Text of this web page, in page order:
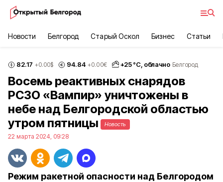
Новости Белгород Старый Оскол Бизнес Статьи
82.17 +0.00$ 94.84 +0.00€ +25°С, облачно Белгород
Восемь реактивных снарядов
РСЗО «Вампир» уничтожены в
небе над Белгородской областью
утром пятницы
Новость
22 марта 2024, 09:28
Режим ракетной опасности над Белгородом